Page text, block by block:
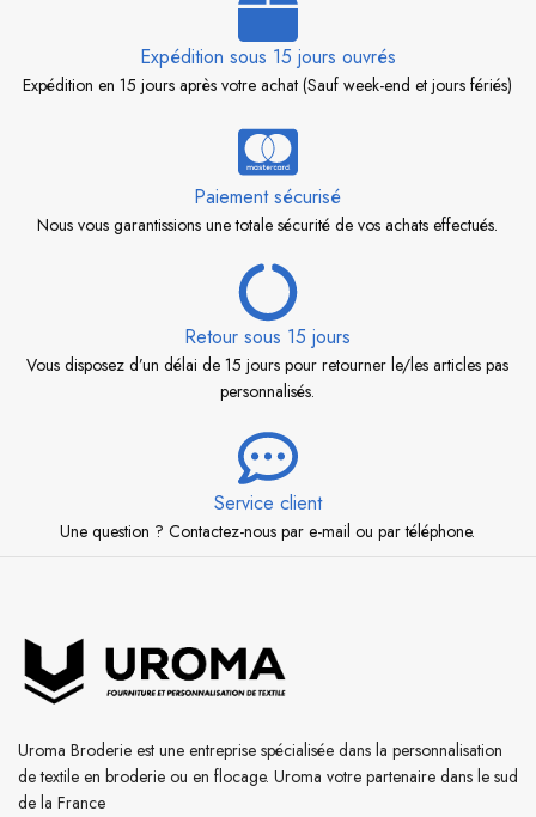
Expédition sous 15 jours ouvrés
Expédition en 15 jours après votre achat (Sauf week-end et jours fériés)
Paiement sécurisé
Nous vous garantissions une totale sécurité de vos achats effectués.
Retour sous 15 jours
Vous disposez d’un délai de 15 jours pour retourner le/les articles pas
personnalisés.
Service client
Une question ? Contactez-nous par e-mail ou par téléphone.
Uroma Broderie est une entreprise spécialisée dans la personnalisation
de textile en broderie ou en flocage. Uroma votre partenaire dans le sud
de la France